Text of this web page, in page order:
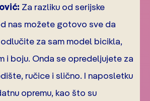
Za razliku od serijske
nas možete gotovo sve da
za sam model bicikla,
i boju. Onda se opredeljujete za
ručice i slično. I naposletku
opremu, kao što su